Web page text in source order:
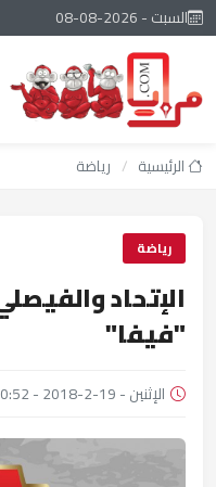
السبت - 2026-08-08
الرئيسية / رياضة
رياضة
الإتحاد
"فيفا"
الإثنين - 19-2-2018 - 10:52 AM